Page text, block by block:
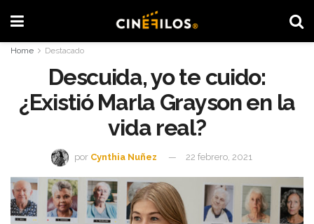
Home Destacado
Descuida, yo te cuido:
¿Existió Marla Grayson en la
vida real?
por Cynthia Nuñez 22 febrero, 2021